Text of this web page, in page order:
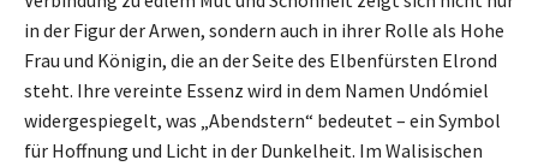
in der Figur der Arwen, sondern auch in ihrer Rolle als Hohe
Frau und Königin, die an der Seite des Elbenfürsten Elrond
steht. Ihre vereinte Essenz wird in dem Namen Undómiel
widergespiegelt, was „Abendstern“ bedeutet – ein Symbol
für Hoffnung und Licht in der Dunkelheit. Im Walisischen